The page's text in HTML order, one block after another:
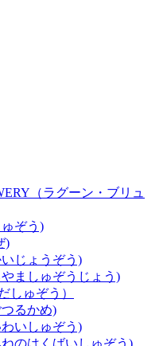
（ラグーン・ブリュ
ぞう)
)
じょうぞう)
ましゅぞうじょう)
しゅぞう）
るかめ)
いしゅぞう)
のはくばいしゅぞう)